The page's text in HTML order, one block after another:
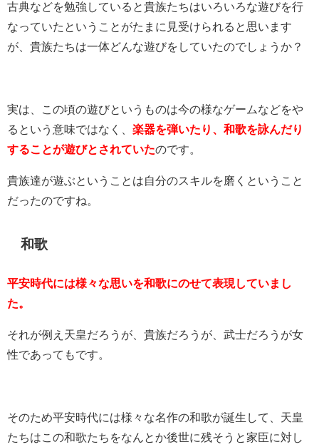
古典などを勉強していると貴族たちはいろいろな遊びを行
なっていたということがたまに見受けられると思います
が、貴族たちは一体どんな遊びをしていたのでしょうか？
実は、この頃の遊びというものは今の様なゲームなどをや
るという意味ではなく、 楽器を弾いたり、和歌を詠んだり
することが遊びとされていたのです。
貴族達が遊ぶということは自分のスキルを磨くということ
だったのですね。
和歌
平安時代には様々な思いを和歌にのせて表現していまし
た。
それが例え天皇だろうが、貴族だろうが、武士だろうが女
性であってもです。
そのため平安時代には様々な名作の和歌が誕生して、天皇
たちはこの和歌たちをなんとか後世に残そうと家臣に対し